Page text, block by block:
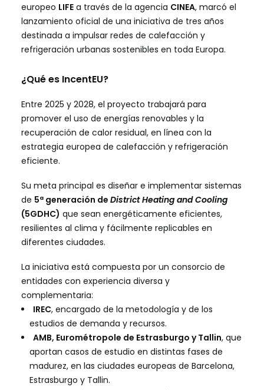
europeo LIFE a través de la agencia CINEA, marcó el
lanzamiento oficial de una iniciativa de tres años
destinada a impulsar redes de calefacción y
refrigeración urbanas sostenibles en toda Europa.
¿Qué es IncentEU?
Entre 2025 y 2028, el proyecto trabajará para
promover el uso de energías renovables y la
recuperación de calor residual, en línea con la
estrategia europea de calefacción y refrigeración
eficiente.
Su meta principal es diseñar e implementar sistemas
de 5ª generación de District Heating and Cooling
(5GDHC) que sean energéticamente eficientes,
resilientes al clima y fácilmente replicables en
diferentes ciudades.
La iniciativa está compuesta por un consorcio de
entidades con experiencia diversa y
complementaria:
IREC, encargado de la metodología y de los
estudios de demanda y recursos.
AMB, Eurométropole de Estrasburgo yTallin, que
aportan casos de estudio en distintas fases de
madurez, en las ciudades europeas de Barcelona,
Estrasburgo y Tallin.